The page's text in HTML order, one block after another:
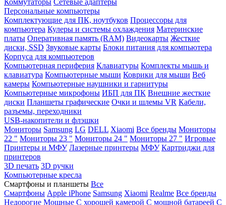
Коммутаторы Сетевые адаптеры
Персональные компьютеры
Комплектующие для ПК, ноутбуков Процессоры для
компьютера Кулеры и системы охлаждения Материнские
платы Оперативная память (RAM) Видеокарты Жесткие
диски, SSD Звуковые карты Блоки питания для компьютера
Корпуса для компьютеров
Компьютерная периферия Клавиатуры Комплекты мышь и
клавиатура Компьютерные мыши Коврики для мыши Веб
камеры Компьютерные наушники и гарнитуры
Компьютерные микрофоны ИБП для ПК Внешние жесткие
диски Планшеты графические Очки и шлемы VR Кабели,
разъемы, переходники
USB-накопители и флэшки
Мониторы Samsung LG DELL Xiaomi Все бренды Мониторы
22 " Мониторы 23 " Мониторы 24 " Мониторы 27 " Игровые
Принтеры и МФУ Лазерные принтеры МФУ Картриджи для
принтеров
3D печать 3D ручки
Компьютерные кресла
Смартфоны и планшеты Все
Смартфоны Apple iPhone Samsung Xiaomi Realme Все бренды
Недорогие Мощные С хорошей камерой С мощной батареей С